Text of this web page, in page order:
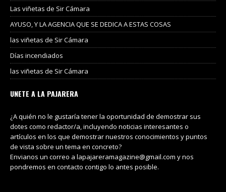
Las viñetas de Sir Cámara
AYUSO, Y LA AGENCIA QUE SE DEDICA A ESTAS COSAS
las viñetas de Sir Cámara
Días incendiados
las viñetas de Sir Cámara
UNETE A LA PAJARERA
¿A quién no le gustaría tener la oportunidad de demostrar sus
dotes como redactor/a, incluyendo noticias interesantes o
artículos en los que demostrar nuestros conocimientos y puntos
de vista sobre un tema en concreto?
Envianos un correo a lapajareramagazine@gmail.com y nos
pondremos en contacto contigo lo antes posible.